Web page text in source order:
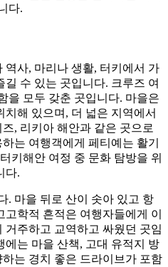
다.
역사, 마리나 생활, 터키에서 가
수 있는 곳입니다. 크루즈 여
을 모두 갖춘 곳입니다. 마을은
치해 있으며, 더 넓은 지역에서
, 리키아 해안과 같은 곳으로
는 여행객에게 페티예는 활기
키해안 여정 중 문화 탐방을 위
다.
. 마을 뒤로 산이 솟아 있고 항
학적 흔적은 여행자들에게 이
주하고 교역하고 싸웠던 곳임
에는 마을 산책, 고대 유적지 방
는 경치 좋은 드라이브가 포함